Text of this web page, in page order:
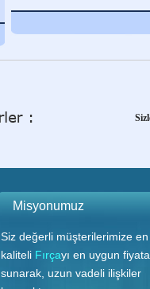
Misyonumuz
Siz değerli müşterilerimize en
kaliteli Fırçayı en uygun fiyata
sunarak, uzun vadeli ilişkiler